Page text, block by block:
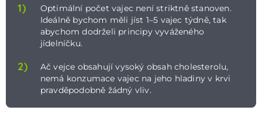
1)
Optimální počet vajec není striktně stanoven.
Ideálně bychom měli jíst 1–5 vajec týdně, tak
abychom dodrželi principy vyváženého
jídelníčku.
2)
Ač vejce obsahují vysoký obsah cholesterolu,
nemá konzumace vajec na jeho hladiny v krvi
pravděpodobně žádný vliv.